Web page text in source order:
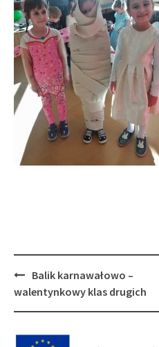
Post
navigation
Balik karnawałowo –
walentynkowy klas drugich